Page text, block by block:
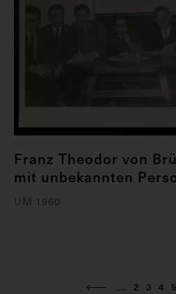
Franz Theodor von
mit unbekannten
UM 1960
.... 2 3 4 5